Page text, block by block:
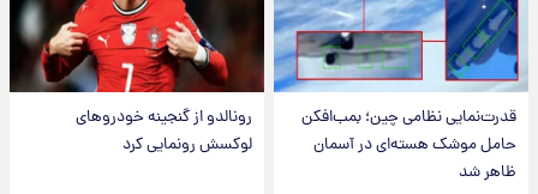
قدرت‌نمایی نظامی چین؛ بمب‌افکن
حامل موشک هسته‌ای در آسمان
ظاهر شد
رونالدو از گنجینه خودروهای
لوکسش رونمایی کرد